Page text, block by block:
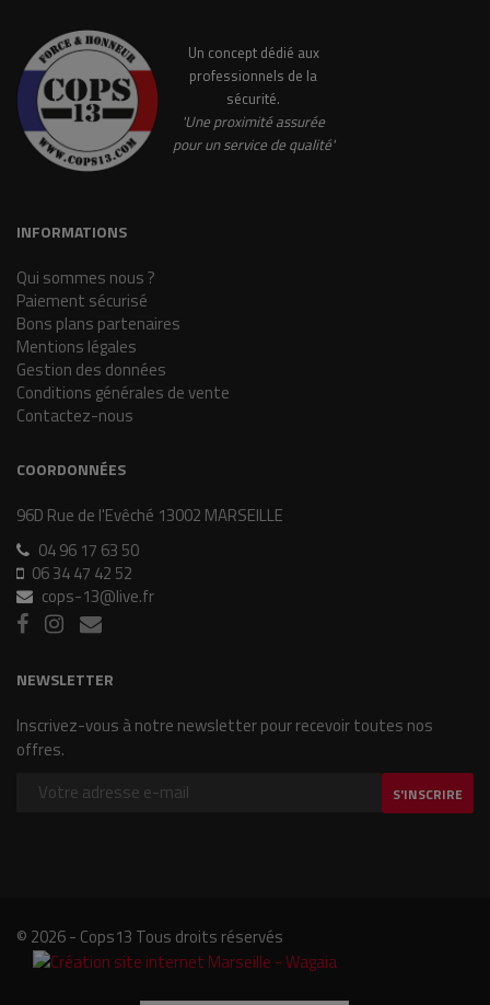
Un concept dédié aux
professionnels de la
sécurité.
'Une proximité assurée
pour un service de qualité'
INFORMATIONS
Qui sommes nous ?
Paiement sécurisé
Bons plans partenaires
Mentions légales
Gestion des données
Conditions générales de vente
Contactez-nous
COORDONNÉES
96D Rue de l'Evêché 13002 MARSEILLE
04 96 17 63 50
06 34 47 42 52
cops-13@live.fr
NEWSLETTER
Inscrivez-vous à notre newsletter pour recevoir toutes nos
offres.
S'INSCRIRE
© 2026 - Cops13 Tous droits réservés